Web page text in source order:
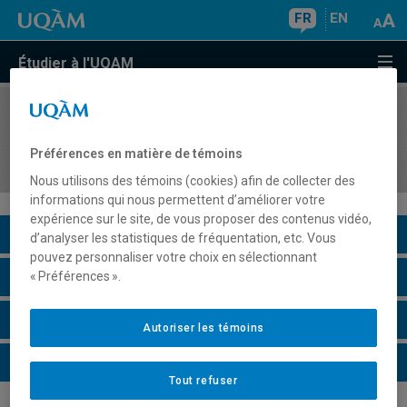
FR EN
Étudier à l'UQAM
COURS//
internationales
Description du cours
Horaire - Été 2026
Horaire - Automne 2026
Horaire - Hiver 2027
Préférences en matière de témoins
Nous utilisons des témoins (cookies) afin de collecter des
informations qui nous permettent d’améliorer votre
expérience sur le site, de vous proposer des contenus vidéo,
d’analyser les statistiques de fréquentation, etc. Vous
pouvez personnaliser votre choix en sélectionnant
« Préférences ».
Tout refuser
Autoriser les témoins